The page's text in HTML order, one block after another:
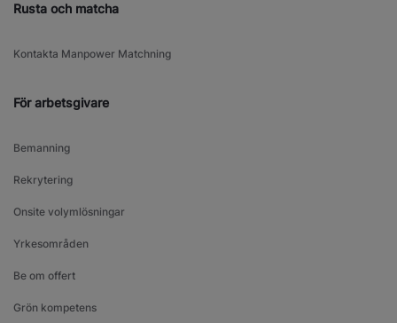
Rusta och matcha
Kontakta Manpower Matchning
För arbetsgivare
Bemanning
Rekrytering
Onsite volymlösningar
Yrkesområden
Be om offert
Grön kompetens